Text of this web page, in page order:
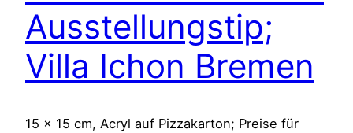
Ausstellungstip;
Villa Ichon Bremen
15 x 15 cm, Acryl auf Pizzakarton; Preise für